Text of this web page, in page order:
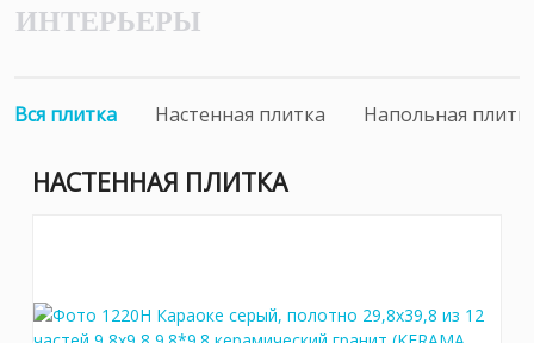
ИНТЕРЬЕРЫ
Вся плитка Настенная плитка Напольная
НАСТЕННАЯ ПЛИТКА